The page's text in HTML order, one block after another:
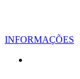
INFORMAÇÕES